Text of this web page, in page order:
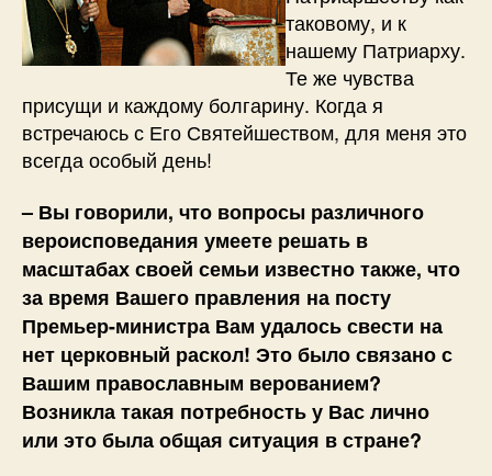
таковому, и к
нашему Патриарху.
Те же чувства
присущи и каждому болгарину. Когда я
встречаюсь с Его Святейшеством, для меня это
всегда особый день!
– Вы говорили, что вопросы различного
вероисповедания умеете решать в
масштабах своей семьи известно также, что
за время Вашего правления на посту
Премьер-министра Вам удалось свести на
нет церковный раскол! Это было связано с
Вашим православным верованием?
Возникла такая потребность у Вас лично
или это была общая ситуация в стране?